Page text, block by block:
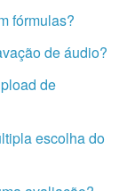
fórmulas?
de áudio?
de
escolha do